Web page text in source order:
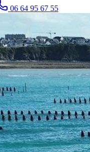
06 64 95 67 55